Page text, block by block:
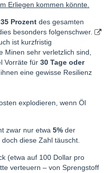
Erliegen kommen könnte.
35 Prozent des gesamten
besonders folgenschwer.
ist kurzfristig
Minen sehr verletzlich sind,
Vorräte für 30 Tage oder
eine gewisse Resilienz
explodieren, wenn Öl
zwar nur etwa 5% der
diese Zahl täuscht.
(etwa auf 100 Dollar pro
verteuern – von Sprengstoff